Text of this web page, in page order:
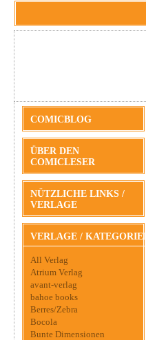
COMICBLOG
ÜBER DEN
COMICLESER
NÜTZLICHE LINKS /
VERLAGE
VERLAGE / KATEGORIEN
All Verlag
Atrium Verlag
avant-verlag
bahoe books
Berres/Zebra
Bocola
Bunte Dimensionen